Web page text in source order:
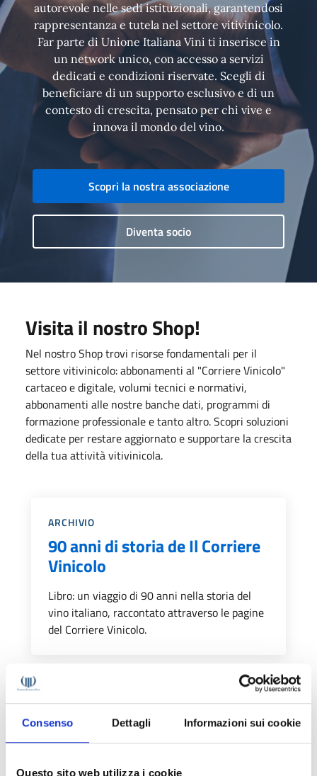
Consenso Dettagli Informazioni sui cookie
Questo sito web utilizza i cookie
autorevole nelle sedi istituzionali, garantendosi
rappresentanza e tutela nel settore vitivinicolo.
Far parte di Unione Italiana Vini ti inserisce in
un network unico, con accesso a servizi
dedicati e condizioni riservate. Scegli di
beneficiare di un supporto esclusivo e di un
contesto di crescita, pensato per chi vive e
innova il mondo del vino.
Scopri la nostra associazione
Diventa socio
Visita il nostro Shop!
Nel nostro Shop trovi risorse fondamentali per il
settore vitivinicolo: abbonamenti al "Corriere Vinicolo"
cartaceo e digitale, volumi tecnici e normativi,
abbonamenti alle nostre banche dati, programmi di
formazione professionale e tanto altro. Scopri soluzioni
dedicate per restare aggiornato e supportare la crescita
della tua attività vitivinicola.
Categoria::
ARCHIVIO
90 anni di storia de Il Corriere
Vinicolo
Libro: un viaggio di 90 anni nella storia del
vino italiano, raccontato attraverso le pagine
del Corriere Vinicolo.
Abbonamento a Il Corriere
Vinicolo digitale (1 anno)
40 edizioni digitali per un anno di notizie e